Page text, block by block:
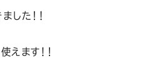
した！！
えます！！